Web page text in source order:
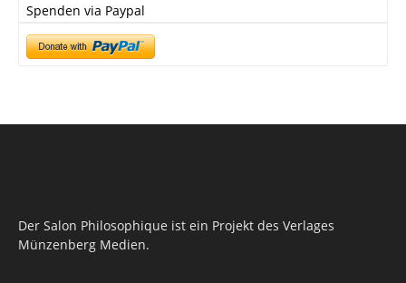
Spenden via Paypal
Der Salon Philosophique ist ein Projekt des Verlages
Münzenberg Medien.